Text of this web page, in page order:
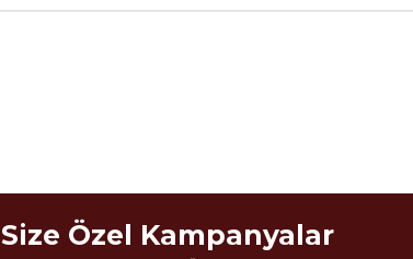
Size Özel Kampanyalar